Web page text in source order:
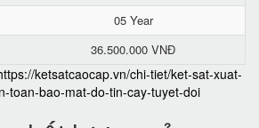
05 Year
36.500.000 VNĐ
ketsatcaocap.vn/chi-tiet/ket-sat-xuat-
toan-bao-mat-do-tin-cay-tuyet-doi